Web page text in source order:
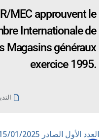
MEC approuvent le
Internationale de
Magasins généraux
exercice 1995.
العدد الأول الصادر 15/01/2025